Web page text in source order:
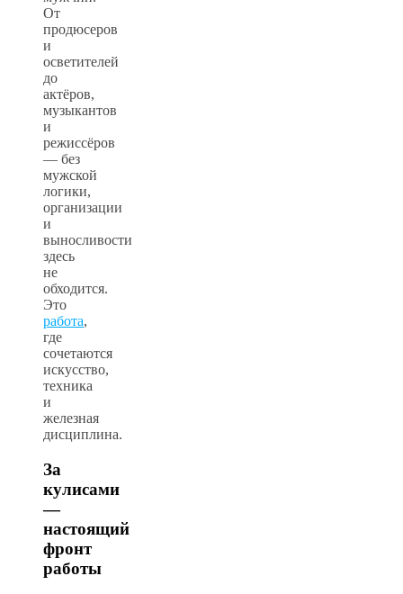
От
продюсеров
и
осветителей
до
актёров,
музыкантов
и
режиссёров
— без
мужской
логики,
организации
и
выносливости
здесь
не
обходится.
Это
работа,
где
сочетаются
искусство,
техника
и
железная
дисциплина.
За
кулисами
—
настоящий
фронт
работы